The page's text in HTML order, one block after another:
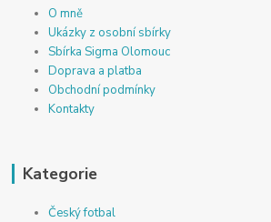
O mně
Ukázky z osobní sbírky
Sbírka Sigma Olomouc
Doprava a platba
Obchodní podmínky
Kontakty
Kategorie
Český fotbal